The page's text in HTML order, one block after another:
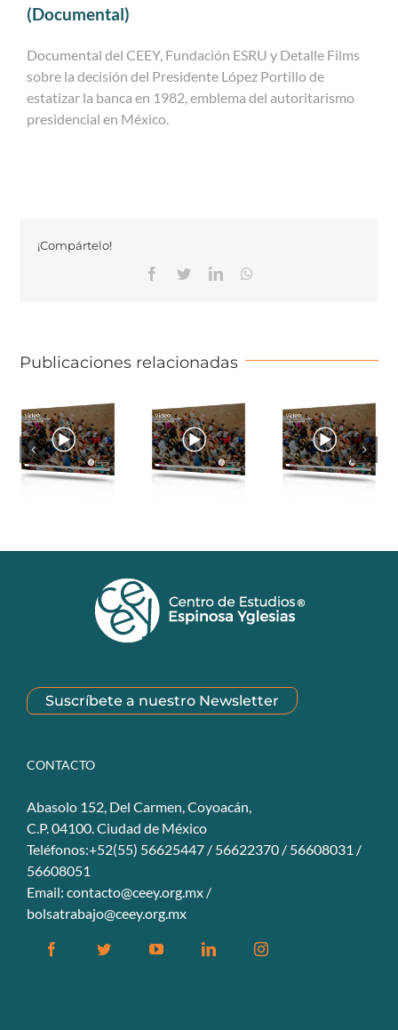
(Documental)
Documental del CEEY, Fundación ESRU y Detalle Films
sobre la decisión del Presidente López Portillo de
estatizar la banca en 1982, emblema del autoritarismo
presidencial en México.
¡Compártelo!
Facebook
TwitterLinkedinWhatsapp
Publicaciones relacionadas
Suscríbete a nuestro Newsletter
CONTACTO
Abasolo 152, Del Carmen, Coyoacán,
C.P. 04100. Ciudad de México
Teléfonos:+52(55) 56625447 / 56622370 / 56608031 /
56608051
Email: contacto@ceey.org.mx /
bolsatrabajo@ceey.org.mx
FacebookTwitter YouTubeLinkedinInstagram